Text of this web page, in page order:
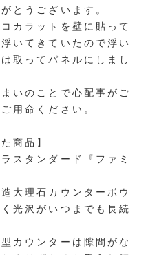
とうございます。
カラットを壁に貼って
いてきていたので浮い
取ってパネルにしまし
いのことで心配事がご
用命ください。
商品】
スタンダード『ファミ
大理石カウンターボウ
光沢がいつまでも長続
カウンターは隙間がな